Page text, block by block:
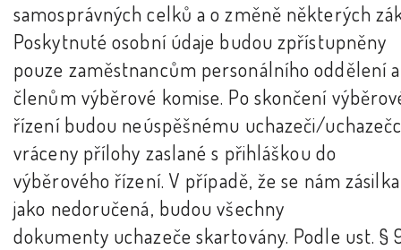
samosprávných celků a o změně některých
Poskytnuté osobní údaje budou zpřístupněny
pouze zaměstnancům personálního oddělení a
členům výběrové komise. Po skončení
řízení budou neúspěšnému uchazeči/
vráceny přílohy zaslané s přihláškou do
výběrového řízení. V případě, že se nám
jako nedoručená, budou všechny
dokumenty uchazeče skartovány. Podle ust. §